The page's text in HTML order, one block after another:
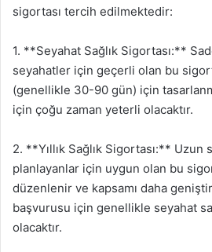
sigortası tercih edilmektedir:
1. **Seyahat Sağlık Sigortası:**
seyahatler için geçerli olan bu
(genellikle 30-90 gün) için
için çoğu zaman yeterli olacaktır.
2. **Yıllık Sağlık Sigortası:**
planlayanlar için uygun olan bu
düzenlenir ve kapsamı daha
başvurusu için genellikle seyahat
olacaktır.